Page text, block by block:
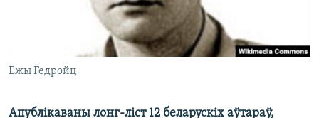
Ежы Гедройц
Апублікаваны лонг-ліст 12 беларускіх аўтараў,